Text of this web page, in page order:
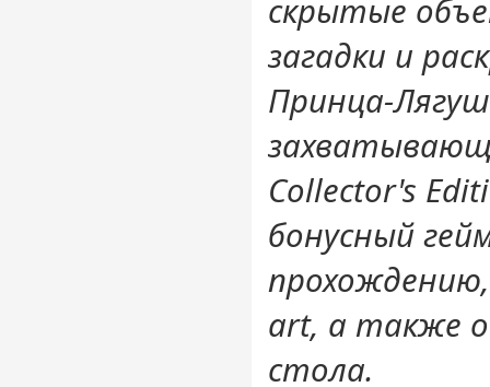
скрытые
загадки и
Принца-
Collector's
бонусный
art, а также
стола.